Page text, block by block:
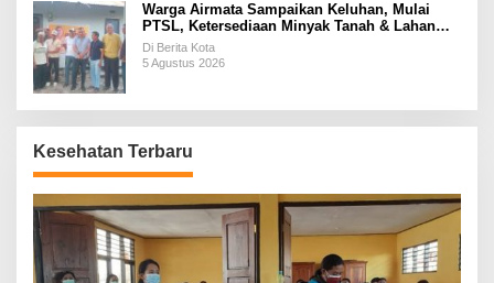
Warga Airmata Sampaikan Keluhan, Mulai
PTSL, Ketersediaan Minyak Tanah & Lahan
Pemakaman
Di Berita Kota
5 Agustus 2026
Kesehatan Terbaru